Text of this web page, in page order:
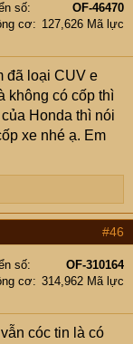
số
OF-46470
cơ
127,626 Mã lực
đã loại CUV e
không có cốp thì
Honda thì nói
xe nhé ạ. Em
#46
số
OF-310164
cơ
314,962 Mã lực
cóc tin là có